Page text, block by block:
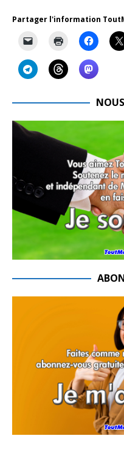
Partager l'information